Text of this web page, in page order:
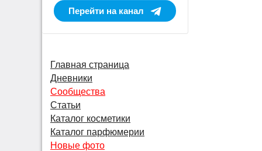
Перейти на канал
Главная страница
Дневники
Сообщества
Статьи
Каталог косметики
Каталог парфюмерии
Новые фото